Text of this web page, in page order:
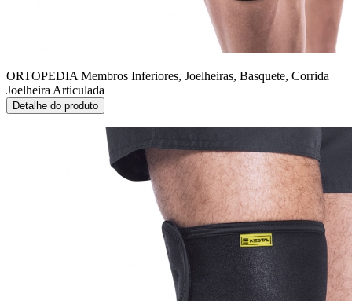
ORTOPEDIA Membros Inferiores, Joelheiras, Basquete, Corrida
Joelheira Articulada
Detalhe do produto